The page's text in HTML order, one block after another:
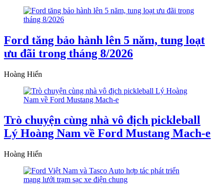
Ford tăng bảo hành lên 5 năm, tung loạt
ưu đãi trong tháng 8/2026
Hoàng Hiển
Trò chuyện cùng nhà vô địch pickleball
Lý Hoàng Nam về Ford Mustang Mach-e
Hoàng Hiển